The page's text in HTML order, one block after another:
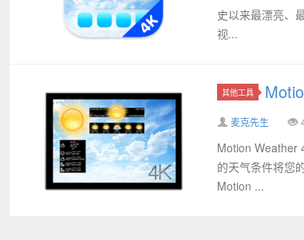
史以来最漂亮、
视...
其他工具
麦克先生
Motion Weather
的天气条件将您
Motion ...